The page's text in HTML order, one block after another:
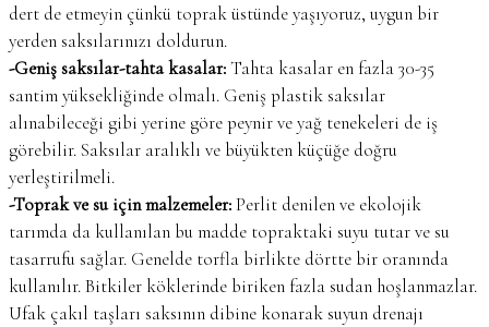
dert de etmeyin çünkü toprak üstünde yaşıyoruz, uygun bir
yerden saksılarınızı doldurun.
-Geniş saksılar-tahta kasalar: Tahta kasalar en fazla 30-35
santim yüksekliğinde olmalı. Geniş plastik saksılar
alınabileceği gibi yerine göre peynir ve yağ tenekeleri de iş
görebilir. Saksılar aralıklı ve büyükten küçüğe doğru
yerleştirilmeli.
-Toprak ve su için malzemeler:Perlit denilen ve ekolojik
tarımda da kullanılan bu madde topraktaki suyu tutar ve su
tasarrufu sağlar. Genelde torfla birlikte dörtte bir oranında
kullanılır. Bitkiler köklerinde biriken fazla sudan hoşlanmazlar.
Ufak çakıl taşları saksının dibine konarak suyun drenajı